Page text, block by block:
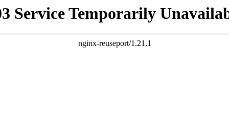
Service Temporarily
nginx-reuseport/1.21.1